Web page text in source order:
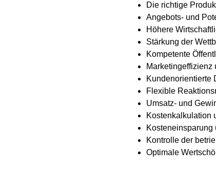
Die richtige
Angebots- und
Höhere
Stärkung der
Kompetente
Marketingeffizienz
Kundenorientierte
Flexible
Umsatz- und
Kostenkalkulation
Kosteneinsparung
Kontrolle der
Optimale